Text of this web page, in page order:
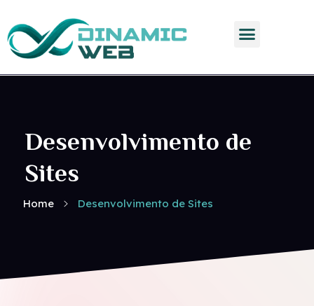
Home Desenvolvimento de Sites
Desenvolvimento de
Sites